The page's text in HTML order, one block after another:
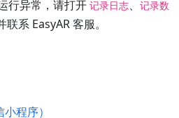
行异常，请打开 记录日志、
记录数
系 EasyAR 客服。
程序）